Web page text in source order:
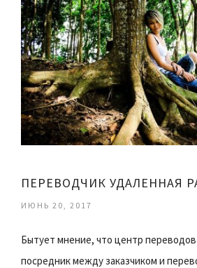
ПЕРЕВОДЧИК УДАЛЕННАЯ
ИЮНЬ 20, 2017
Бытует мнение, что центр
посредник между заказчиком и